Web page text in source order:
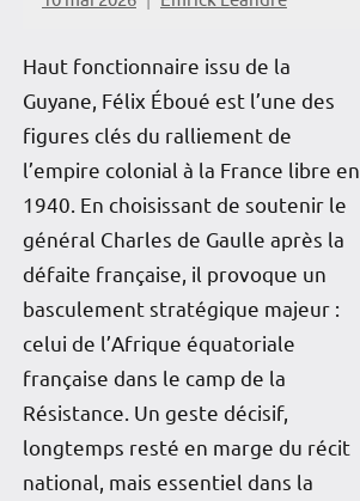
Haut fonctionnaire issu de la
Guyane, Félix Éboué est l’une des
figures clés du ralliement de
l’empire colonial à la France libre en
1940. En choisissant de soutenir le
général Charles de Gaulle après la
défaite française, il provoque un
basculement stratégique majeur :
celui de l’Afrique équatoriale
française dans le camp de la
Résistance. Un geste décisif,
longtemps resté en marge du récit
national, mais essentiel dans la